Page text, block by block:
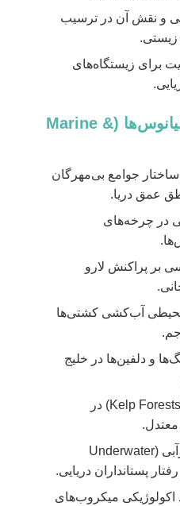
و نقش آن در ترسیب
زیستی.
برای زیستگاه‌های
بوم‌شناسی دریاها و اقیانوس‌ها (Marine &
جوامع بی‌مهرگان
عمق دریا.
در چرخه‌های
بر پراکنش لارو
آب‌کشی کشتی‌ها
و دلفین‌ها در خلیج
نقش جنگل‌های کِلپ (Kelp Forests) در
معتدل.
مطالعه اثرات نویز زیرآبی (Underwater
اکولوژیکی میکروب‌های